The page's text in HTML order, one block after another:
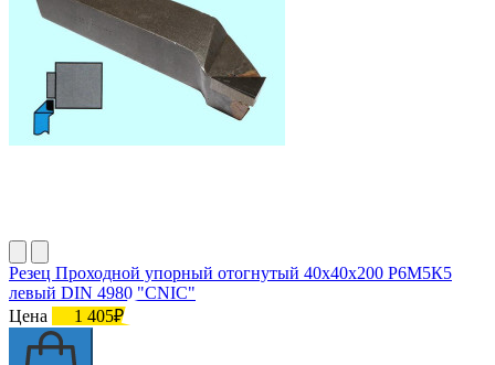
Резец Проходной упорный отогнутый 40х40х200 Р6М5К5
левый DIN 4980 "CNIC"
Цена
1 405₽